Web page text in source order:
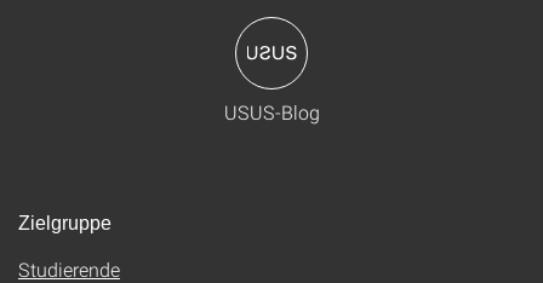
USUS-Blog
Zielgruppe
Studierende